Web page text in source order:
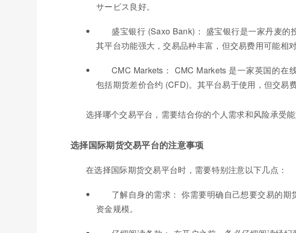
サービス良好。
盛宝银行 (Saxo Bank)： 盛宝银行是一家丹麦的
其平台功能强大，交易品种丰富，但交易费用可能相对
CMC Markets： CMC Markets 是一家英国的在
包括期货差价合约 (CFD)。其平台易于使用，但交易
选择哪个交易平台，需要结合你的个人需求和风险承受能
选择国际期货交易平台的注意事项
在选择国际期货交易平台时，需要特别注意以下几点：
了解自身的需求： 你需要明确自己想要交易的
资金规模。